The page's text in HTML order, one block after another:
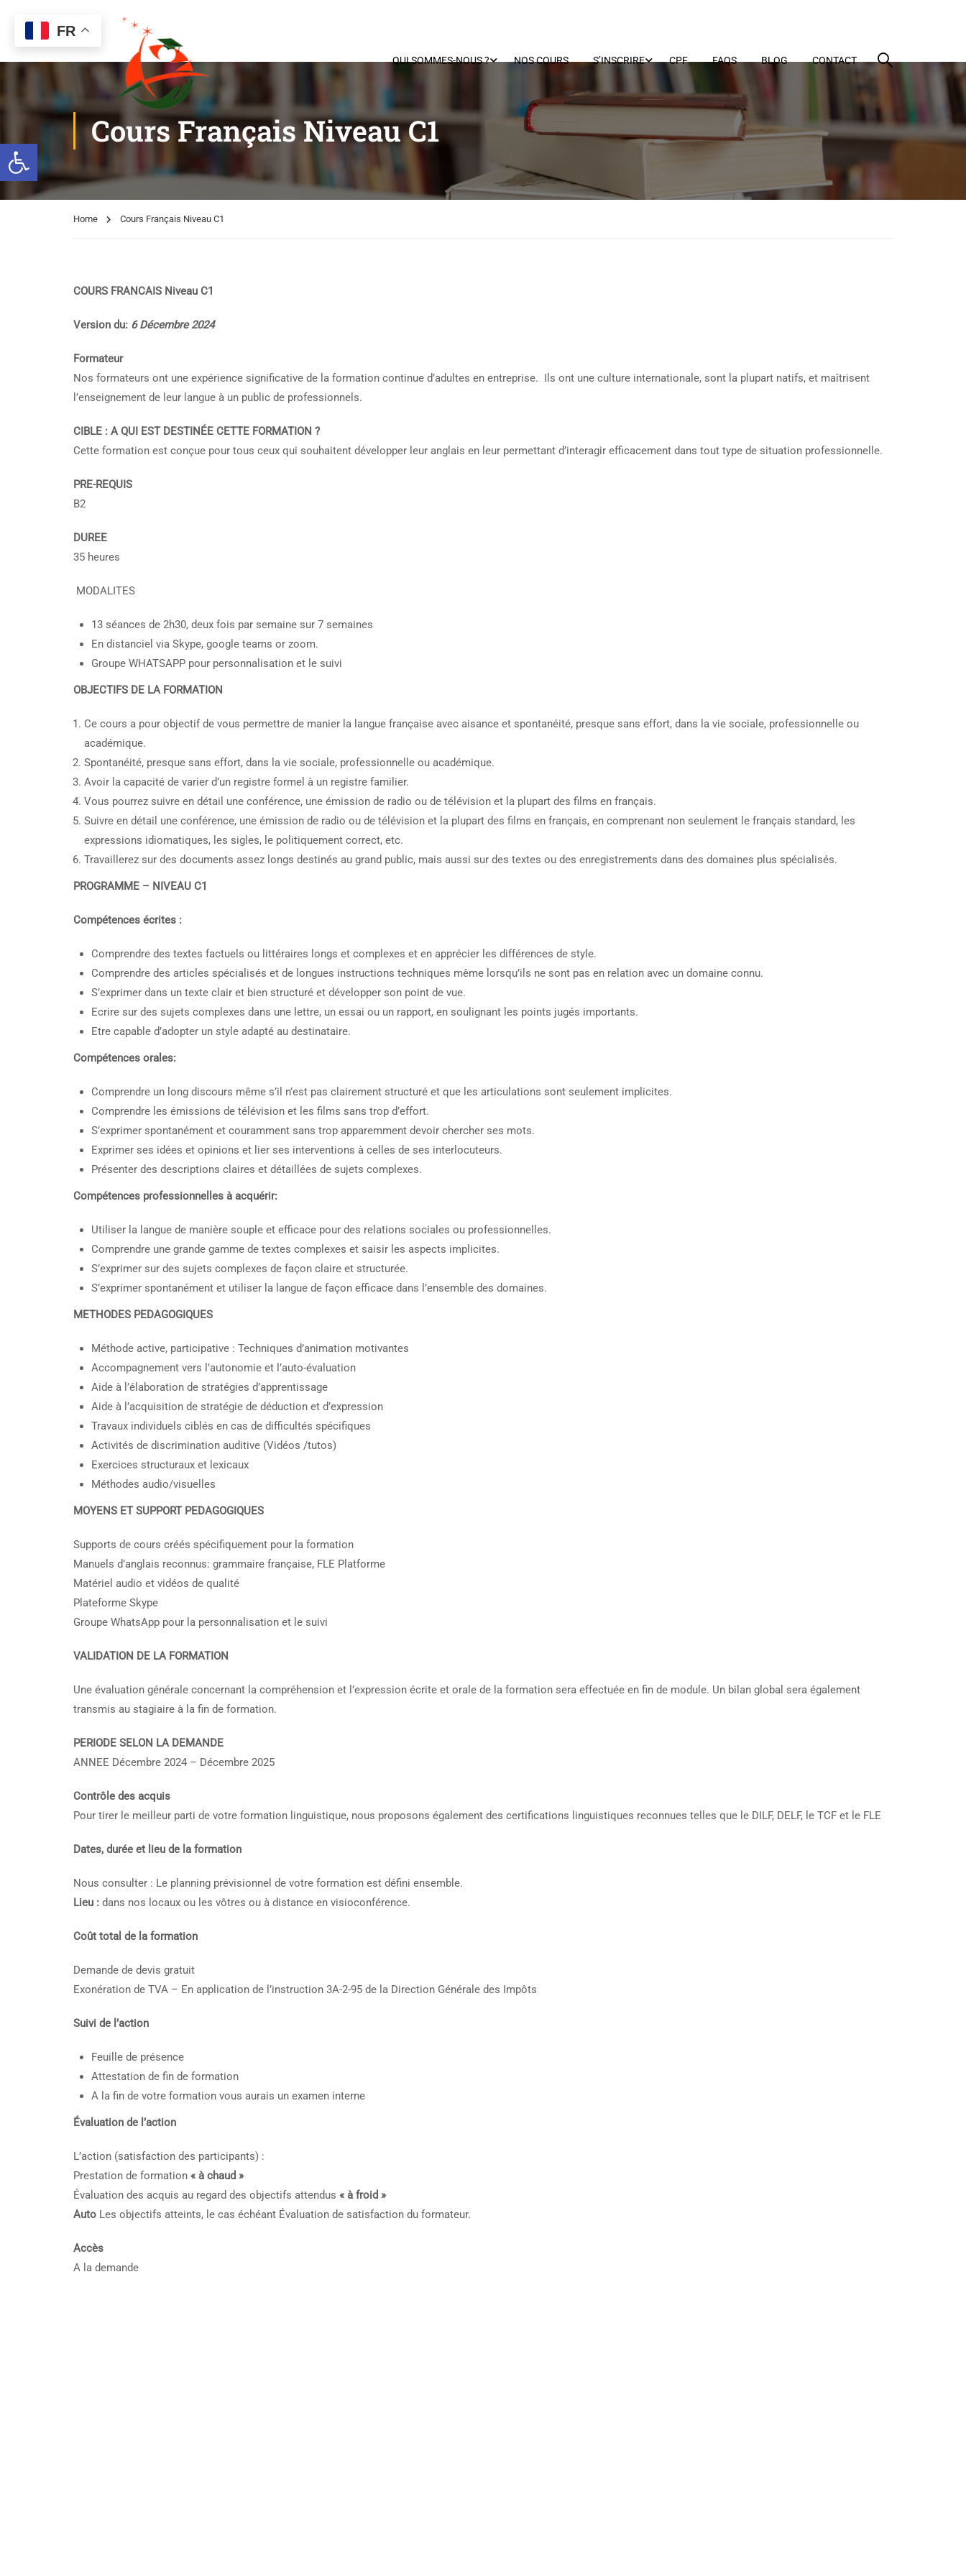
Ouvrir la barre d’outils
QUI SOMMES-NOUS ? NOS COURS S’INSCRIRE CPF FAQS BLOG CONTACT
Cours Français Niveau C1
Home Cours Français Niveau C1
COURS FRANCAIS Niveau C1
Version du: 6 Décembre 2024
Formateur
Nos formateurs ont une expérience significative de la formation continue d’adultes en entreprise. Ils ont une culture internationale, sont la plupart natifs, et maîtrisent
l’enseignement de leur langue à un public de professionnels.
CIBLE : A QUI EST DESTINÉE CETTE FORMATION ?
Cette formation est conçue pour tous ceux qui souhaitent développer leur anglais en leur permettant d’interagir efficacement dans tout type de situation professionnelle.
PRE-REQUIS
B2
DUREE
35 heures
MODALITES
13 séances de 2h30, deux fois par semaine sur 7 semaines
En distanciel via Skype, google teams or zoom.
Groupe WHATSAPP pour personnalisation et le suivi
OBJECTIFS DE LA FORMATION
Ce cours a pour objectif de vous permettre de manier la langue française avec aisance et spontanéité, presque sans effort, dans la vie sociale, professionnelle ou
académique.
Spontanéité, presque sans effort, dans la vie sociale, professionnelle ou académique.
Avoir la capacité de varier d’un registre formel à un registre familier.
Vous pourrez suivre en détail une conférence, une émission de radio ou de télévision et la plupart des films en français.
Suivre en détail une conférence, une émission de radio ou de télévision et la plupart des films en français, en comprenant non seulement le français standard, les
expressions idiomatiques, les sigles, le politiquement correct, etc.
Travaillerez sur des documents assez longs destinés au grand public, mais aussi sur des textes ou des enregistrements dans des domaines plus spécialisés.
PROGRAMME – NIVEAU C1
Compétences écrites :
Comprendre des textes factuels ou littéraires longs et complexes et en apprécier les différences de style.
Comprendre des articles spécialisés et de longues instructions techniques même lorsqu’ils ne sont pas en relation avec un domaine connu.
S’exprimer dans un texte clair et bien structuré et développer son point de vue.
Ecrire sur des sujets complexes dans une lettre, un essai ou un rapport, en soulignant les points jugés importants.
Etre capable d’adopter un style adapté au destinataire.
Compétences orales:
Comprendre un long discours même s’il n’est pas clairement structuré et que les articulations sont seulement implicites.
Comprendre les émissions de télévision et les films sans trop d’effort.
S’exprimer spontanément et couramment sans trop apparemment devoir chercher ses mots.
Exprimer ses idées et opinions et lier ses interventions à celles de ses interlocuteurs.
Présenter des descriptions claires et détaillées de sujets complexes.
Compétences professionnelles à acquérir:
Utiliser la langue de manière souple et efficace pour des relations sociales ou professionnelles.
Comprendre une grande gamme de textes complexes et saisir les aspects implicites.
S’exprimer sur des sujets complexes de façon claire et structurée.
S’exprimer spontanément et utiliser la langue de façon efficace dans l’ensemble des domaines.
METHODES PEDAGOGIQUES
Méthode active, participative : Techniques d’animation motivantes
Accompagnement vers l’autonomie et l’auto-évaluation
Aide à l’élaboration de stratégies d’apprentissage
Aide à l’acquisition de stratégie de déduction et d’expression
Travaux individuels ciblés en cas de difficultés spécifiques
Activités de discrimination auditive (Vidéos /tutos)
Exercices structuraux et lexicaux
Méthodes audio/visuelles
MOYENS ET SUPPORT PEDAGOGIQUES
Supports de cours créés spécifiquement pour la formation
Manuels d’anglais reconnus: grammaire française, FLE Platforme
Matériel audio et vidéos de qualité
Plateforme Skype
Groupe WhatsApp pour la personnalisation et le suivi
VALIDATION DE LA FORMATION
Une évaluation générale concernant la compréhension et l’expression écrite et orale de la formation sera effectuée en fin de module. Un bilan global sera également
transmis au stagiaire à la fin de formation.
PERIODE SELON LA DEMANDE
ANNEE Décembre 2024 – Décembre 2025
Contrôle des acquis
Pour tirer le meilleur parti de votre formation linguistique, nous proposons également des certifications linguistiques reconnues telles que le DILF, DELF, le TCF et le FLE
Dates, durée et lieu de la formation
Nous consulter : Le planning prévisionnel de votre formation est défini ensemble.
Lieu : dans nos locaux ou les vôtres ou à distance en visioconférence.
Coût total de la formation
Demande de devis gratuit
Exonération de TVA – En application de l’instruction 3A-2-95 de la Direction Générale des Impôts
Suivi de l’action
Feuille de présence
Attestation de fin de formation
A la fin de votre formation vous aurais un examen interne
Évaluation de l’action
L’action (satisfaction des participants) :
Prestation de formation « à chaud »
Évaluation des acquis au regard des objectifs attendus « à froid »
Auto Les objectifs atteints, le cas échéant Évaluation de satisfaction du formateur.
Accès
A la demande
FR